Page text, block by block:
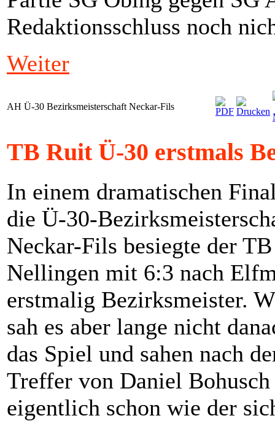
Redaktionsschluss noch
Weiter
AH Ü-30 Bezirksmeisterschaft Neckar-Fils
TB Ruit Ü-30 erstmals
In einem dramatischen
die Ü-30-
Neckar-Fils besiegte der
Nellingen mit 6:3 nach
erstmalig Bezirksmeister.
sah es aber lange nicht
das Spiel und sahen nach
Treffer von Daniel
eigentlich schon wie der